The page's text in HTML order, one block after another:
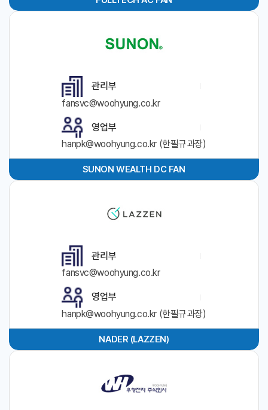
관리부
fansvc@woohyung.co.kr
영업부
hanpk@woohyung.co.kr (한필규과장)
SUNON WEALTH DC FAN
관리부
fansvc@woohyung.co.kr
영업부
hanpk@woohyung.co.kr (한필규과장)
NADER (LAZZEN)